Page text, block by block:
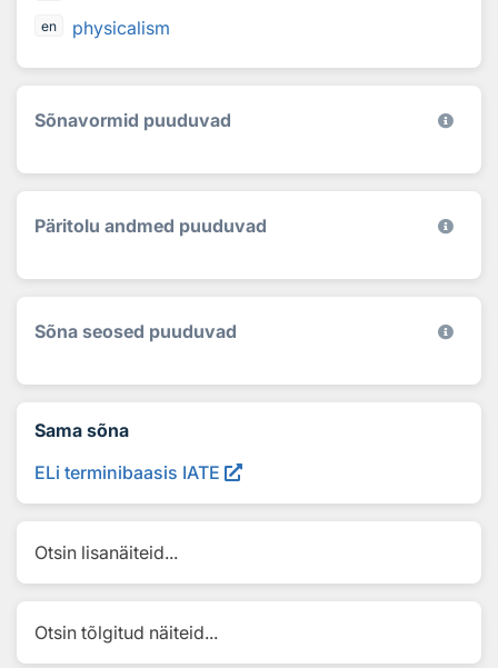
en physicalism
Sõnavormid puuduvad
Päritolu andmed puuduvad
Sõna seosed puuduvad
Sama sõna
ELi terminibaasis IATE
Otsin lisanäiteid...
Otsin tõlgitud näiteid...